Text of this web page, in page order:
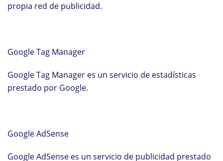
propia red de publicidad.
Google Tag Manager
Google Tag Manager es un servicio de estadísticas
prestado por Google.
Google AdSense
Google AdSense es un servicio de publicidad prestado